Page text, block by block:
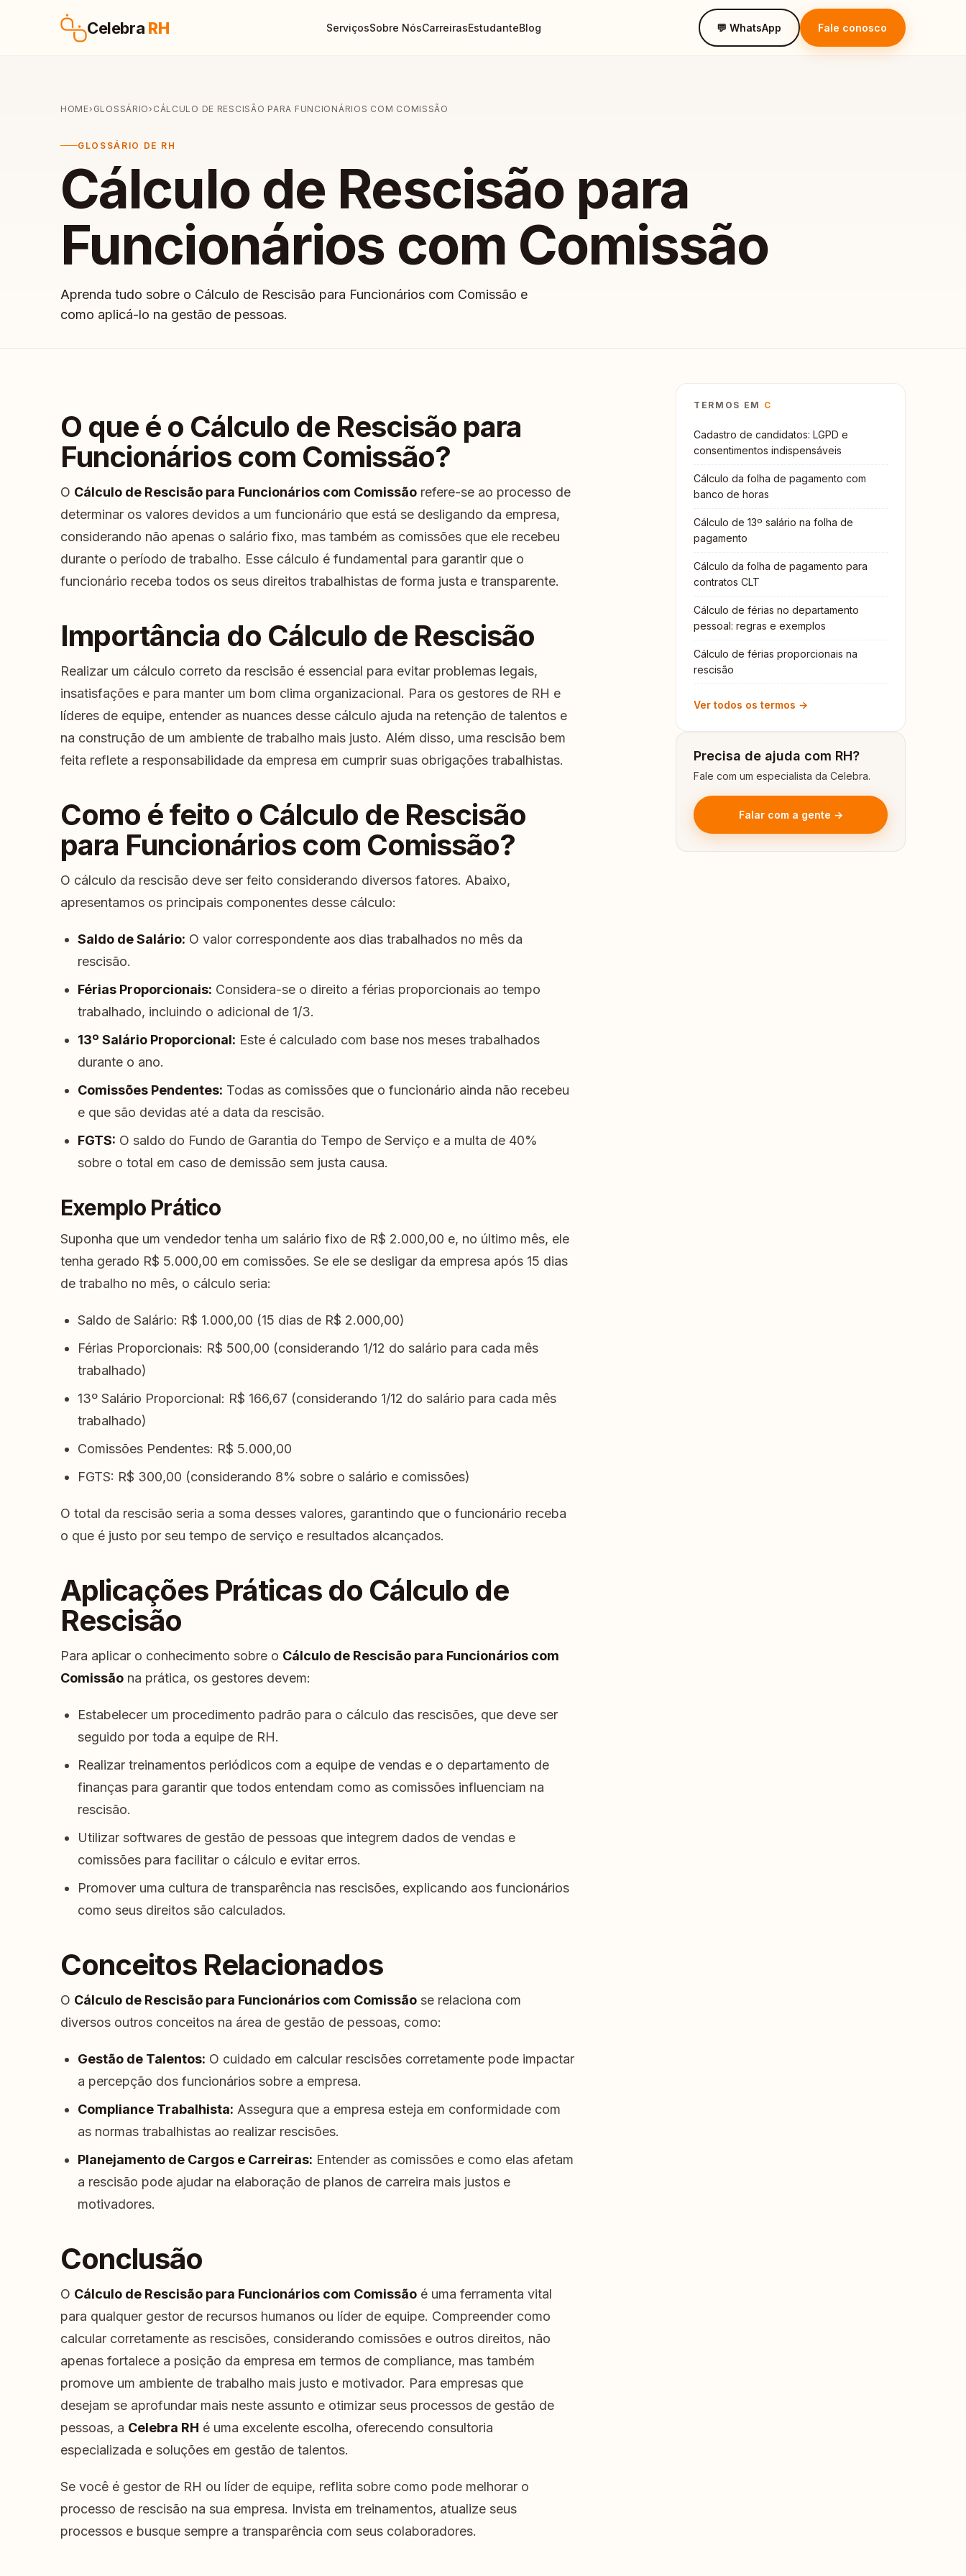
Celebra RH ServiçosSobre NósCarreirasEstudanteBlog 💬 WhatsApp Fale conosco
HOME› GLOSSÁRIO› CÁLCULO DE RESCISÃO PARA FUNCIONÁRIOS COM COMISSÃO
GLOSSÁRIO DE RH
Cálculo de Rescisão para
Funcionários com Comissão
Aprenda tudo sobre o Cálculo de Rescisão para Funcionários com Comissão e
como aplicá-lo na gestão de pessoas.
O que é o Cálculo de Rescisão para
Funcionários com Comissão?
O Cálculo de Rescisão para Funcionários com Comissão refere-se ao processo de
determinar os valores devidos a um funcionário que está se desligando da empresa,
considerando não apenas o salário fixo, mas também as comissões que ele recebeu
durante o período de trabalho. Esse cálculo é fundamental para garantir que o
funcionário receba todos os seus direitos trabalhistas de forma justa e transparente.
Importância do Cálculo de Rescisão
Realizar um cálculo correto da rescisão é essencial para evitar problemas legais,
insatisfações e para manter um bom clima organizacional. Para os gestores de RH e
líderes de equipe, entender as nuances desse cálculo ajuda na retenção de talentos e
na construção de um ambiente de trabalho mais justo. Além disso, uma rescisão bem
feita reflete a responsabilidade da empresa em cumprir suas obrigações trabalhistas.
Como é feito o Cálculo de Rescisão
para Funcionários com Comissão?
O cálculo da rescisão deve ser feito considerando diversos fatores. Abaixo,
apresentamos os principais componentes desse cálculo:
Saldo de Salário: O valor correspondente aos dias trabalhados no mês da
rescisão.
Férias Proporcionais: Considera-se o direito a férias proporcionais ao tempo
trabalhado, incluindo o adicional de 1/3.
13º Salário Proporcional: Este é calculado com base nos meses trabalhados
durante o ano.
Comissões Pendentes: Todas as comissões que o funcionário ainda não recebeu
e que são devidas até a data da rescisão.
FGTS: O saldo do Fundo de Garantia do Tempo de Serviço e a multa de 40%
sobre o total em caso de demissão sem justa causa.
Exemplo Prático
Suponha que um vendedor tenha um salário fixo de R$ 2.000,00 e, no último mês, ele
tenha gerado R$ 5.000,00 em comissões. Se ele se desligar da empresa após 15 dias
de trabalho no mês, o cálculo seria:
Saldo de Salário: R$ 1.000,00 (15 dias de R$ 2.000,00)
Férias Proporcionais: R$ 500,00 (considerando 1/12 do salário para cada mês
trabalhado)
13º Salário Proporcional: R$ 166,67 (considerando 1/12 do salário para cada mês
trabalhado)
Comissões Pendentes: R$ 5.000,00
FGTS: R$ 300,00 (considerando 8% sobre o salário e comissões)
O total da rescisão seria a soma desses valores, garantindo que o funcionário receba
o que é justo por seu tempo de serviço e resultados alcançados.
Aplicações Práticas do Cálculo de
Rescisão
Para aplicar o conhecimento sobre o Cálculo de Rescisão para Funcionários com
Comissão na prática, os gestores devem:
Estabelecer um procedimento padrão para o cálculo das rescisões, que deve ser
seguido por toda a equipe de RH.
Realizar treinamentos periódicos com a equipe de vendas e o departamento de
finanças para garantir que todos entendam como as comissões influenciam na
rescisão.
Utilizar softwares de gestão de pessoas que integrem dados de vendas e
comissões para facilitar o cálculo e evitar erros.
Promover uma cultura de transparência nas rescisões, explicando aos funcionários
como seus direitos são calculados.
Conceitos Relacionados
O Cálculo de Rescisão para Funcionários com Comissão se relaciona com
diversos outros conceitos na área de gestão de pessoas, como:
Gestão de Talentos: O cuidado em calcular rescisões corretamente pode impactar
a percepção dos funcionários sobre a empresa.
Compliance Trabalhista: Assegura que a empresa esteja em conformidade com
as normas trabalhistas ao realizar rescisões.
Planejamento de Cargos e Carreiras: Entender as comissões e como elas afetam
a rescisão pode ajudar na elaboração de planos de carreira mais justos e
motivadores.
Conclusão
O Cálculo de Rescisão para Funcionários com Comissão é uma ferramenta vital
para qualquer gestor de recursos humanos ou líder de equipe. Compreender como
calcular corretamente as rescisões, considerando comissões e outros direitos, não
apenas fortalece a posição da empresa em termos de compliance, mas também
promove um ambiente de trabalho mais justo e motivador. Para empresas que
desejam se aprofundar mais neste assunto e otimizar seus processos de gestão de
pessoas, a Celebra RH é uma excelente escolha, oferecendo consultoria
especializada e soluções em gestão de talentos.
Se você é gestor de RH ou líder de equipe, reflita sobre como pode melhorar o
processo de rescisão na sua empresa. Invista em treinamentos, atualize seus
processos e busque sempre a transparência com seus colaboradores.
TERMOS EM C
Cadastro de candidatos: LGPD e
consentimentos indispensáveis
Cálculo da folha de pagamento com
banco de horas
Cálculo de 13º salário na folha de
pagamento
Cálculo da folha de pagamento para
contratos CLT
Cálculo de férias no departamento
pessoal: regras e exemplos
Cálculo de férias proporcionais na
rescisão
Ver todos os termos →
Precisa de ajuda com RH?
Fale com um especialista da Celebra.
Falar com a gente →